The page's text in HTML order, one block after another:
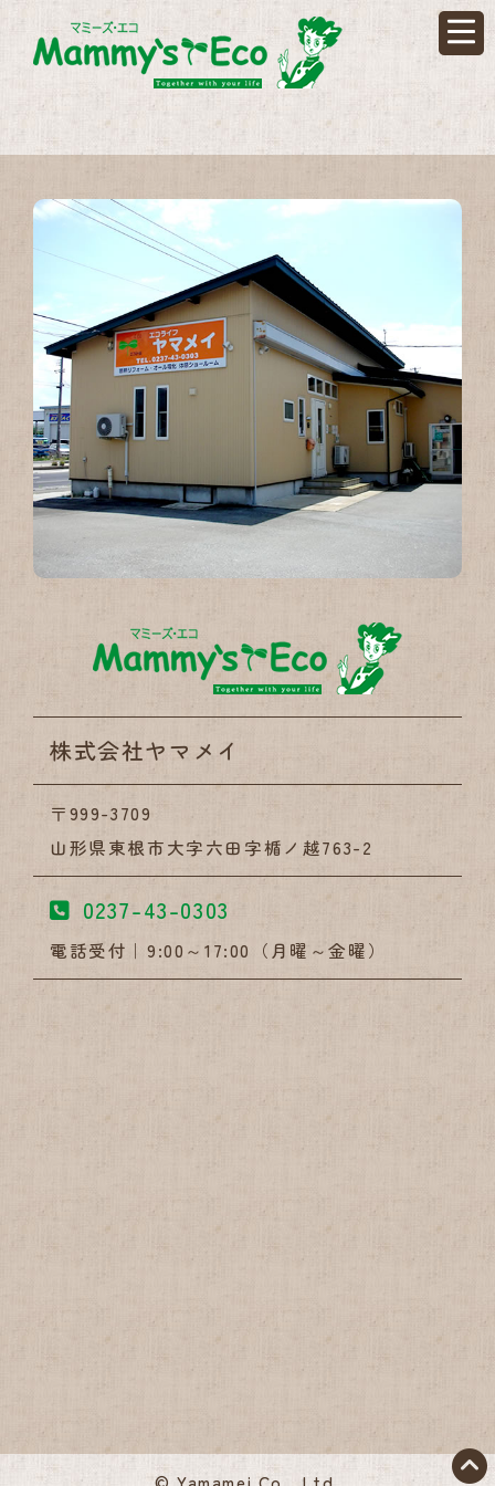
ハウス
ハウステック主催の「施工
お施主様のこだわりと私た
本当にありがとうございま
受賞内容やコンテストの結
発表まで今しばらくお待ち
株式会社
株式会社ヤマメイ
〒999-3709
山形県東根市大字六田字楯ノ越763-2
0237-43-0303
電話受付｜9:00～17:00（月曜～金曜）